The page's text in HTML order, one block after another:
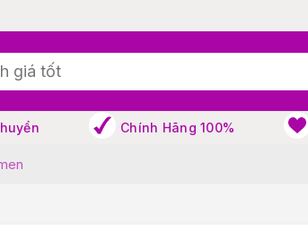
Chính Hãng 100%